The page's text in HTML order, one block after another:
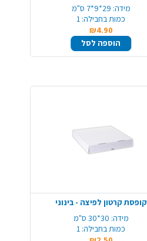
מידה: 29*9*7 ס"מ
כמות בחבילה: 1
₪4.90
הוספה לסל
קופסת קרטון לפיצה - בינוני
מידה: 30*30 ס"מ
כמות בחבילה: 1